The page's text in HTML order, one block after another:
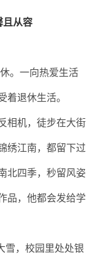
且从容
。一向热爱生活
退休生活。
相机，徒步在大街
绣江南，都留下过
北四季，秒留风姿
品，他都会发给学
雪，校园里处处银